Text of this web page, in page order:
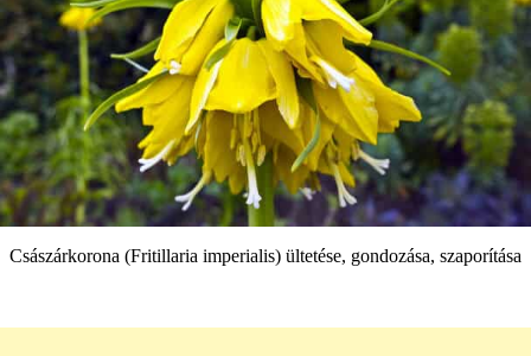
Császárkorona (Fritillaria imperialis) ültetése, gondozása, szaporítása